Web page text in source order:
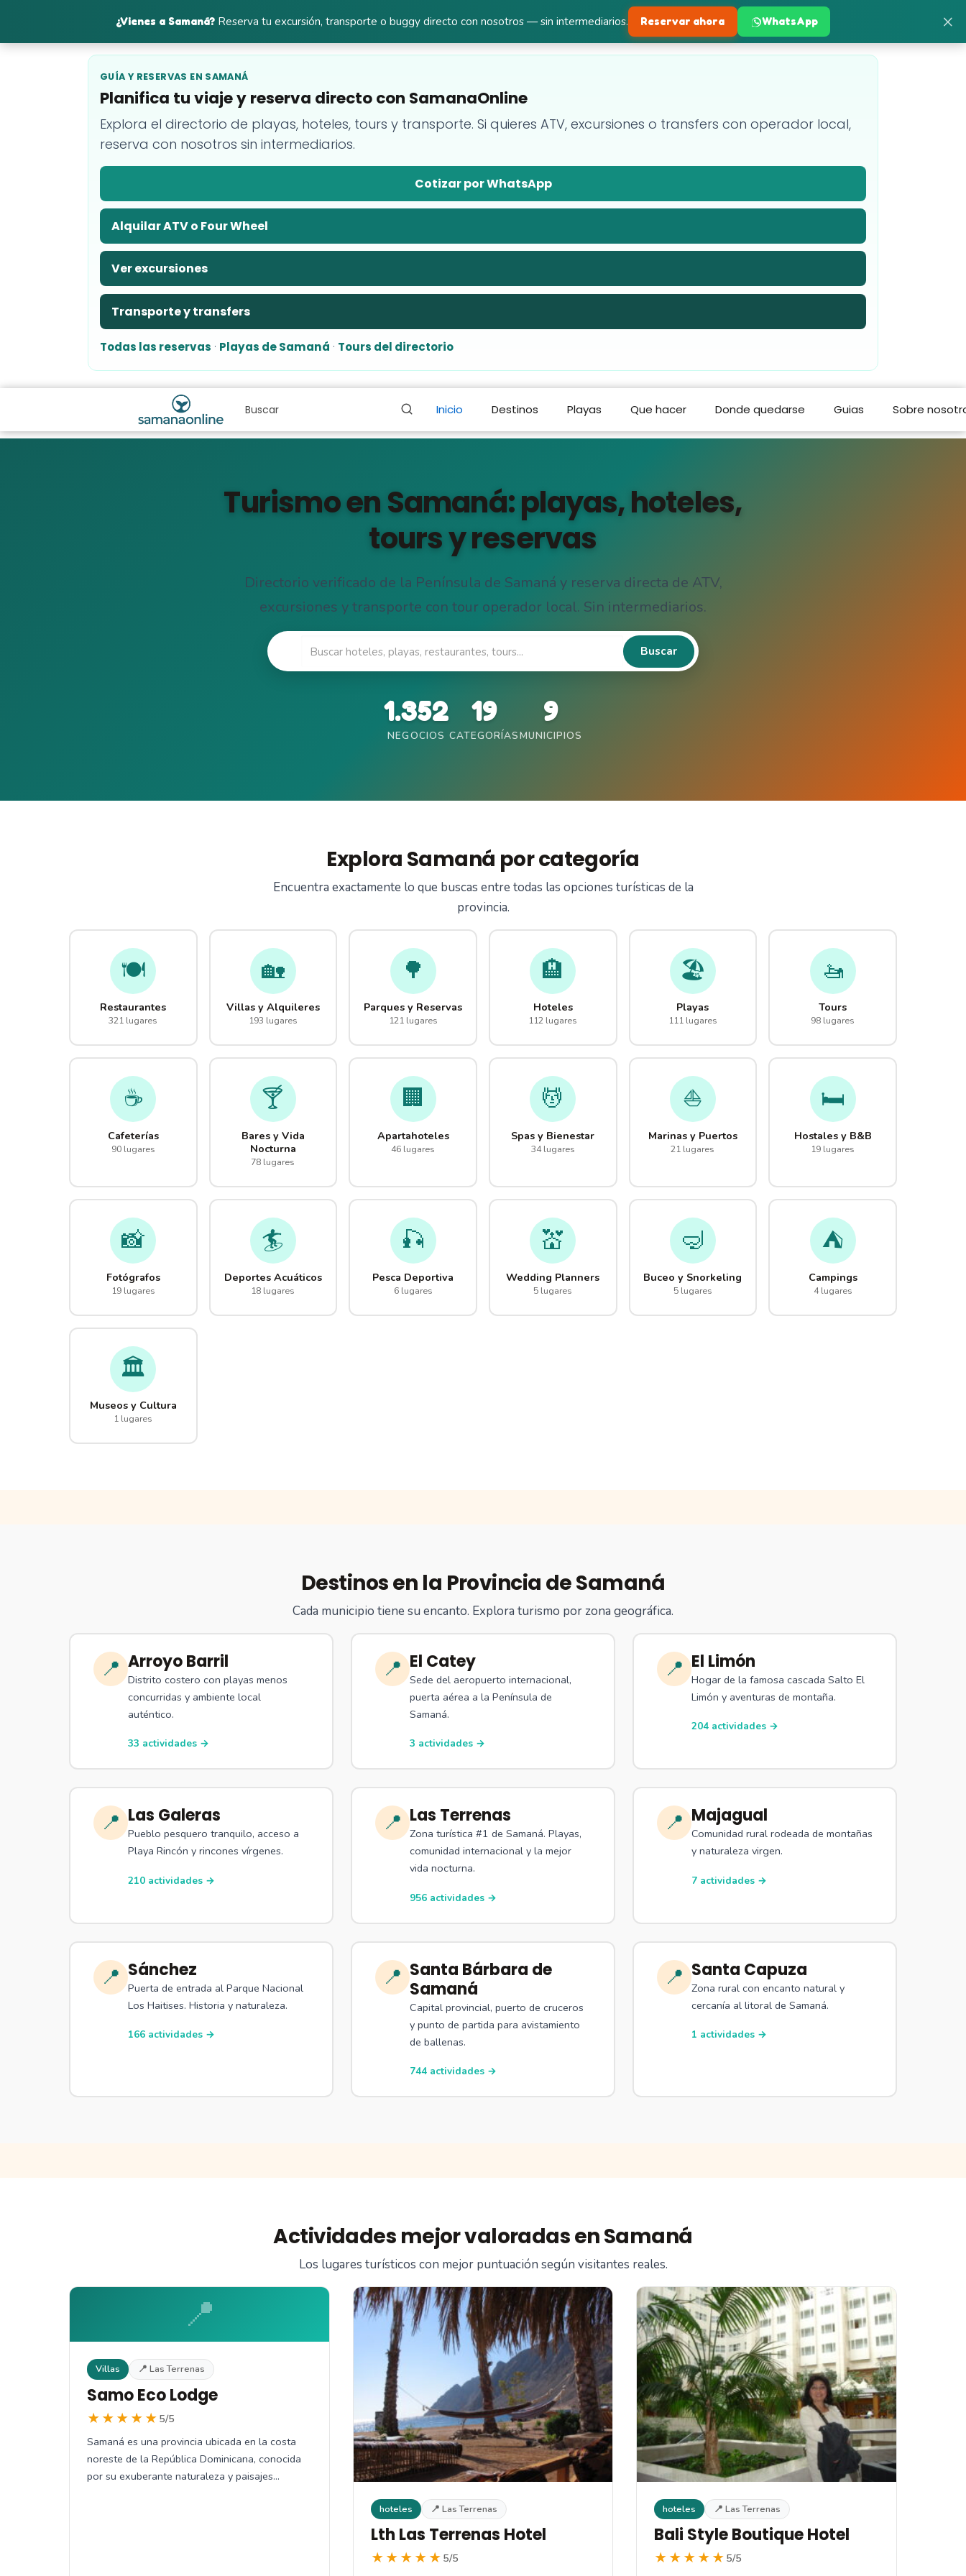
GUÍA Y RESERVAS EN SAMANÁ
Planifica tu viaje y reserva directo con SamanaOnline
Explora el directorio de playas, hoteles, tours y transporte. Si quieres ATV, excursiones o transfers con operador local,
reserva con nosotros sin intermediarios.
Cotizar por WhatsApp
Alquilar ATV o Four Wheel
Ver excursiones
Transporte y transfers
Todas las reservas · Playas de Samaná · Tours del directorio
Inicio Destinos Playas Que hacer Donde quedarse Guias Sobre
Turismo en Samaná: playas, hoteles,
tours y reservas
Directorio verificado de la Península de Samaná y reserva directa de ATV,
excursiones y transporte con tour operador local. Sin intermediarios.
Buscar
1.352
NEGOCIOS
19
CATEGORÍAS
9
MUNICIPIOS
Explora Samaná por categoría
Encuentra exactamente lo que buscas entre todas las opciones turísticas de la
provincia.
🍽️
Restaurantes
321 lugares
🏡
Villas y Alquileres
193 lugares
🌳
Parques y Reservas
121 lugares
🏨
Hoteles
112 lugares
🏖️
Playas
111 lugares
🚤
Tours
98 lugares
☕
Cafeterías
90 lugares
🍸
Bares y Vida
Nocturna
78 lugares
🏢
Apartahoteles
46 lugares
💆
Spas y Bienestar
34 lugares
⛵
Marinas y Puertos
21 lugares
🛏️
Hostales y B&B
19 lugares
📸
Fotógrafos
19 lugares
🏄
Deportes Acuáticos
18 lugares
🎣
Pesca Deportiva
6 lugares
💒
Wedding Planners
5 lugares
🤿
Buceo y Snorkeling
5 lugares
⛺
Campings
4 lugares
🏛️
Museos y Cultura
1 lugares
Destinos en la Provincia de Samaná
Cada municipio tiene su encanto. Explora turismo por zona geográfica.
📍 Arroyo Barril
Distrito costero con playas menos
concurridas y ambiente local
auténtico.
33 actividades →
📍 El Catey
Sede del aeropuerto internacional,
puerta aérea a la Península de
Samaná.
3 actividades →
📍 El Limón
Hogar de la famosa cascada Salto El
Limón y aventuras de montaña.
204 actividades →
📍 Las Galeras
Pueblo pesquero tranquilo, acceso a
Playa Rincón y rincones vírgenes.
210 actividades →
📍 Las Terrenas
Zona turística #1 de Samaná. Playas,
comunidad internacional y la mejor
vida nocturna.
956 actividades →
📍 Majagual
Comunidad rural rodeada de montañas
y naturaleza virgen.
7 actividades →
📍 Sánchez
Puerta de entrada al Parque Nacional
Los Haitises. Historia y naturaleza.
166 actividades →
📍 Santa Bárbara de
Samaná
Capital provincial, puerto de cruceros
y punto de partida para avistamiento
de ballenas.
744 actividades →
📍 Santa Capuza
Zona rural con encanto natural y
cercanía al litoral de Samaná.
1 actividades →
Actividades mejor valoradas en Samaná
Los lugares turísticos con mejor puntuación según visitantes reales.
📍
Villas 📍 Las Terrenas
Samo Eco Lodge
★★★★★ 5/5
Samaná es una provincia ubicada en la costa
noreste de la República Dominicana, conocida
por su exuberante naturaleza y paisajes…
hoteles 📍 Las Terrenas
Lth Las Terrenas Hotel
★★★★★ 5/5
hoteles 📍 Las Terrenas
Bali Style Boutique Hotel
★★★★★ 5/5
×
¿Vienes a Samaná?Reserva tu excursión, transporte o buggy directo con nosotros — sin intermediarios. Reservar ahora WhatsApp